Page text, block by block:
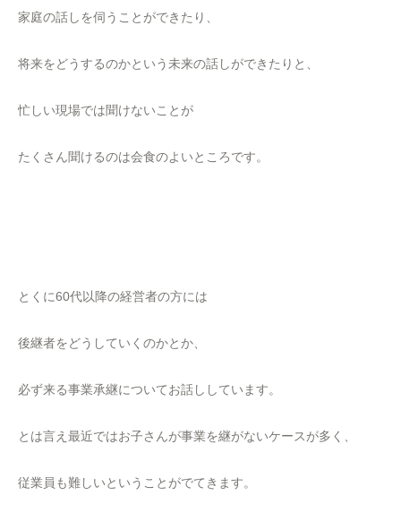
家庭の話しを伺うことができたり、
将来をどうするのかという未来の話しができたりと、
忙しい現場では聞けないことが
たくさん聞けるのは会食のよいところです。
とくに60代以降の経営者の方には
後継者をどうしていくのかとか、
必ず来る事業承継についてお話ししています。
とは言え最近ではお子さんが事業を継がないケースが多く、
従業員も難しいということがでてきます。